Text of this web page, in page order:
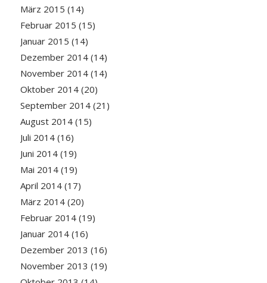
März 2015 (14)
Februar 2015 (15)
Januar 2015 (14)
Dezember 2014(14)
November 2014(14)
Oktober 2014(20)
September 2014(21)
August 2014(15)
Juli 2014(16)
Juni 2014(19)
Mai 2014(19)
April 2014(17)
März 2014(20)
Februar 2014(19)
Januar 2014(16)
Dezember 2013 (16)
November 2013 (19)